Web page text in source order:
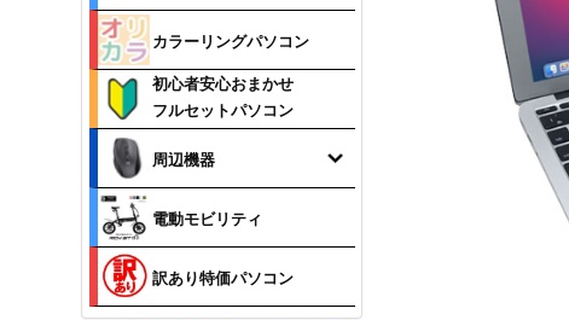
カラーリングパソコン
初心者安心おまかせ
フルセットパソコン
周辺機器
電動モビリティ
訳あり特価パソコン